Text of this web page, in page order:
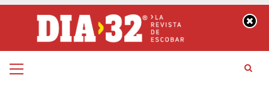
contenido
Menú